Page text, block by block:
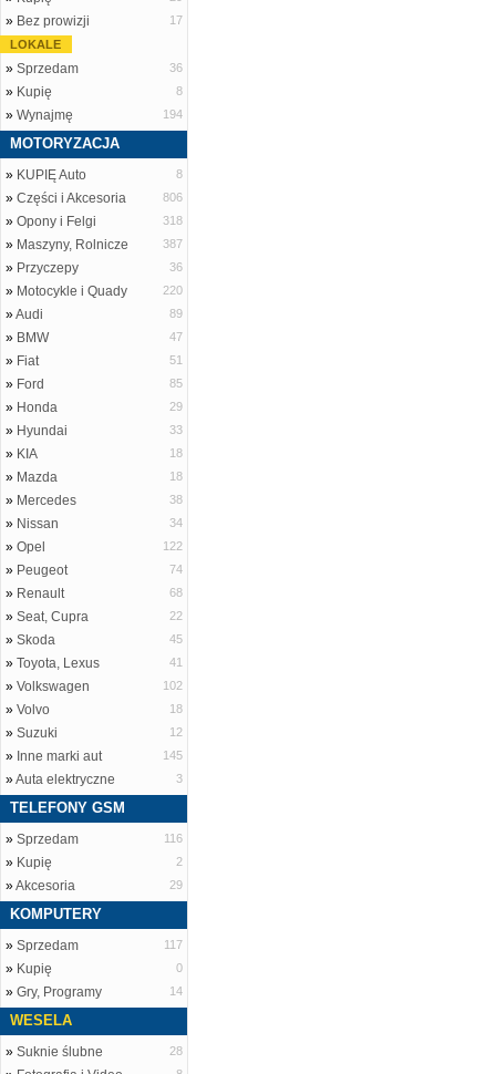
» Bez prowizji
17
LOKALE
» Sprzedam 36
» Kupię 8
» Wynajmę 194
MOTORYZACJA
» KUPIĘ Auto 8
» Części i Akcesoria 806
» Opony i Felgi 318
» Maszyny, Rolnicze 387
» Przyczepy 36
» Motocykle i Quady 220
»Audi 89
» BMW 47
» Fiat 51
» Ford 85
» Honda 29
» Hyundai 33
» KIA 18
» Mazda 18
» Mercedes 38
» Nissan 34
» Opel 122
» Peugeot 74
» Renault 68
» Seat, Cupra 22
» Skoda 45
» Toyota, Lexus 41
» Volkswagen 102
» Volvo 18
» Suzuki 12
» Inne marki aut 145
»Auta elektryczne 3
TELEFONY GSM
» Sprzedam 116
» Kupię 2
»Akcesoria 29
KOMPUTERY
» Sprzedam 117
» Kupię 0
» Gry, Programy 14
WESELA
» Suknie ślubne 28